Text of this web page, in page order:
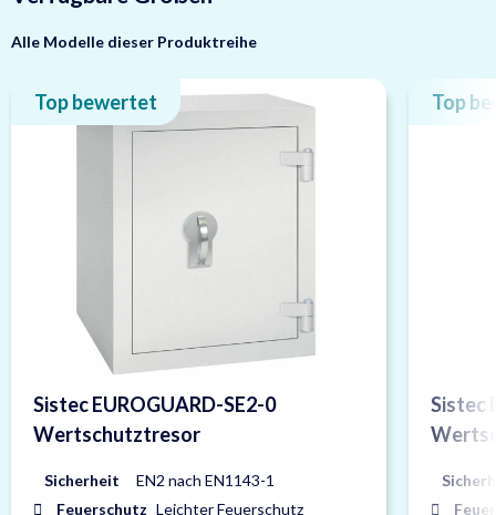
Alle Modelle dieser Produktreihe
Top bewertet
Sistec EUROGUARD-SE2-0
Wertschutztresor
Sicherheit
EN2 nach EN1143-1
Feuerschutz Leichter Feuerschutz
Top
Sistec